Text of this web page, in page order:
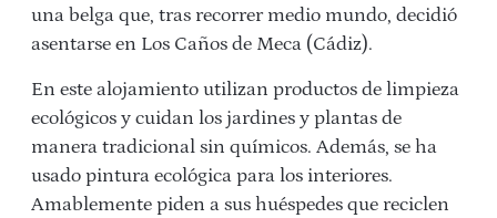
una belga que, tras recorrer medio mundo, decidió
asentarse en Los Caños de Meca (Cádiz).
En este alojamiento utilizan productos de limpieza
ecológicos y cuidan los jardines y plantas de
manera tradicional sin químicos. Además, se ha
usado pintura ecológica para los interiores.
Amablemente piden a sus huéspedes que reciclen